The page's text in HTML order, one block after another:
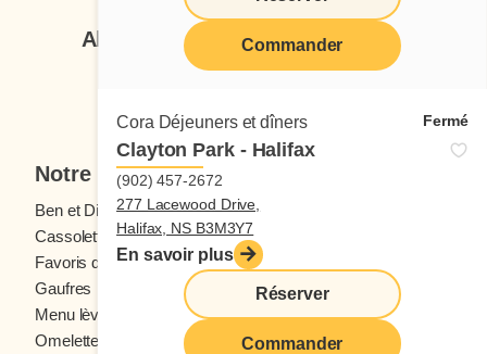
Commander
Cora Déjeuners et dîners Fermé
Clayton Park - Halifax
(902) 457-2672
277 Lacewood Drive,
Halifax, NS B3M3Y7
En savoir plus
Réserver
Commander
Abonnez-vous à notre infolettre
Notre menu
Ben et Dictine
Boissons
Cassolettes
Crêpes
Favoris des ados
Fruits frais
Gaufres
Menu enfants
Menu lève-tôt
Oeufs
Omelettes et Crêpomelettes
Pain doré